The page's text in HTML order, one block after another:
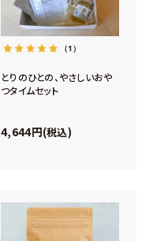
（1）
とりのひとの、やさしいおや
つタイムセット
4,644 税込